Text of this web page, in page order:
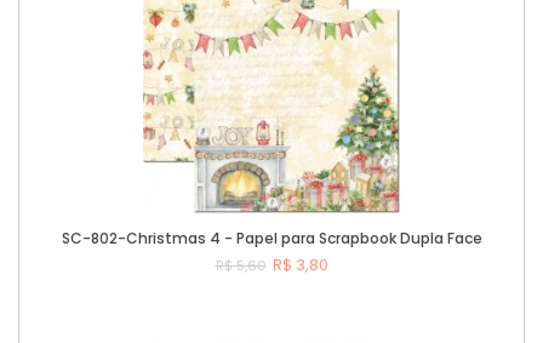
SC-802-Christmas 4 - Papel para Scrapbook Dupla Face
R$ 5,60 R$ 3,80